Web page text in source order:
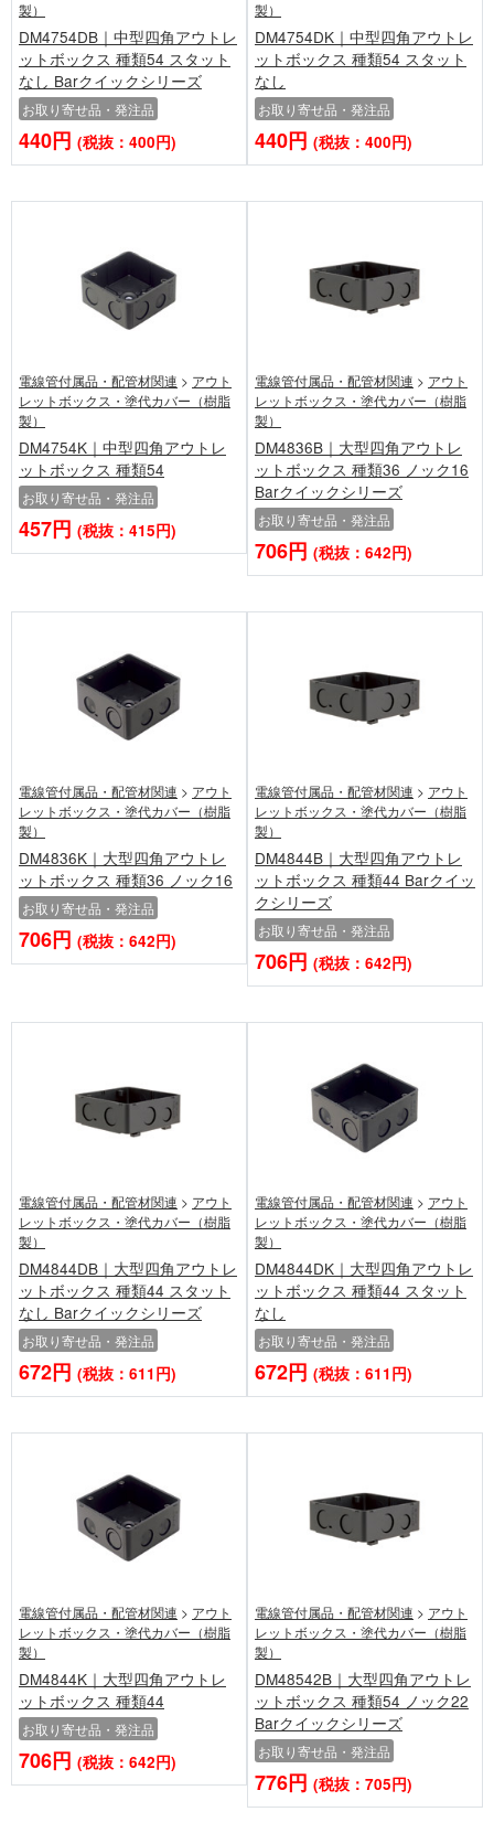
製）
DM4754DB｜中型四角アウトレ
ットボックス 種類54 スタット
なし Barクイックシリーズ
お取り寄せ品・発注品
440円 (税抜：400円)
製）
DM4754DK｜中型四角アウトレ
ットボックス 種類54 スタット
なし
お取り寄せ品・発注品
440円 (税抜：400円)
電線管付属品・配管材関連 > アウト
レットボックス・塗代カバー（樹脂
製）
DM4754K｜中型四角アウトレ
ットボックス 種類54
お取り寄せ品・発注品
457円 (税抜：415円)
電線管付属品・配管材関連 > アウト
レットボックス・塗代カバー（樹脂
製）
DM4836B｜大型四角アウトレ
ットボックス 種類36 ノック16
Barクイックシリーズ
お取り寄せ品・発注品
706円 (税抜：642円)
電線管付属品・配管材関連 > アウト
レットボックス・塗代カバー（樹脂
製）
DM4836K｜大型四角アウトレ
ットボックス 種類36 ノック16
お取り寄せ品・発注品
706円 (税抜：642円)
電線管付属品・配管材関連 > アウト
レットボックス・塗代カバー（樹脂
製）
DM4844B｜大型四角アウトレ
ットボックス 種類44 Barクイッ
クシリーズ
お取り寄せ品・発注品
706円 (税抜：642円)
電線管付属品・配管材関連 > アウト
レットボックス・塗代カバー（樹脂
製）
DM4844DB｜大型四角アウトレ
ットボックス 種類44 スタット
なし Barクイックシリーズ
お取り寄せ品・発注品
672円 (税抜：611円)
電線管付属品・配管材関連 > アウト
レットボックス・塗代カバー（樹脂
製）
DM4844DK｜大型四角アウトレ
ットボックス 種類44 スタット
なし
お取り寄せ品・発注品
672円 (税抜：611円)
電線管付属品・配管材関連 > アウト
レットボックス・塗代カバー（樹脂
製）
DM4844K｜大型四角アウトレ
ットボックス 種類44
お取り寄せ品・発注品
706円 (税抜：642円)
電線管付属品・配管材関連 > アウト
レットボックス・塗代カバー（樹脂
製）
DM48542B｜大型四角アウトレ
ットボックス 種類54 ノック22
Barクイックシリーズ
お取り寄せ品・発注品
776円 (税抜：705円)